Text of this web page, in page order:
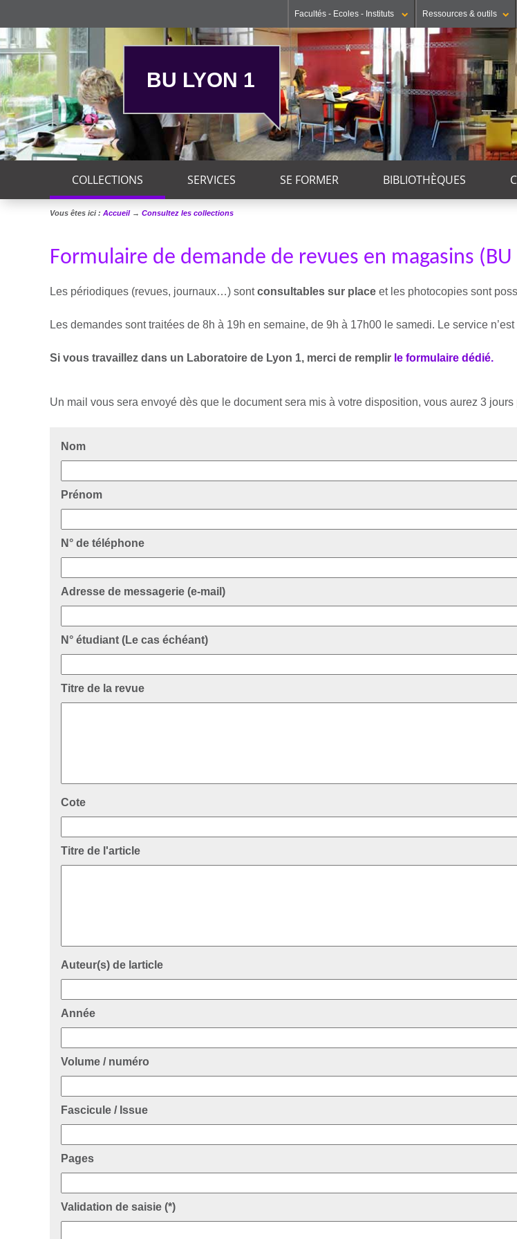
Facultés - Ecoles - Instituts Ressources & outils
BU LYON 1
COLLECTIONS SERVICES SE FORMER BIBLIOTHÈQUES
Vous êtes ici : Accueil→ Consultez les collections
Formulaire de demande de revues en magasins
Les périodiques (revues, journaux…) sontconsultables sur place et les photocopies sont
Les demandes sont traitées de 8h à 19h en semaine, de 9h à 17h00 le samedi. Le service
Si vous travaillez dans un Laboratoire de Lyon 1, merci de remplir le formulaire dédié.
Un mail vous sera envoyé dès que le document sera mis à votre disposition, vous aurez 3
Nom
Prénom
N° de téléphone
Adresse de messagerie (e-mail)
N° étudiant (Le cas échéant)
Titre de la revue
Cote
Titre de l'article
Auteur(s) de larticle
Année
Volume / numéro
Fascicule / Issue
Pages
C
h
Validation de saisie (*)